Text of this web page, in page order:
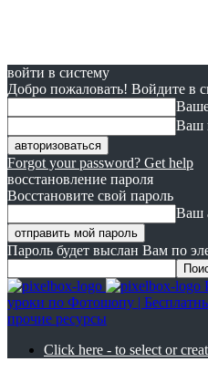
войти в систему
Добро пожаловать! Войдите в
Ваш
Forgot your password? Get help
восстановление пароля
Восстановите свой пароль
Ваш
Пароль будет выслан Вам по
уроки по Фотошопу |
прочие ресурсы
Click here - to select or